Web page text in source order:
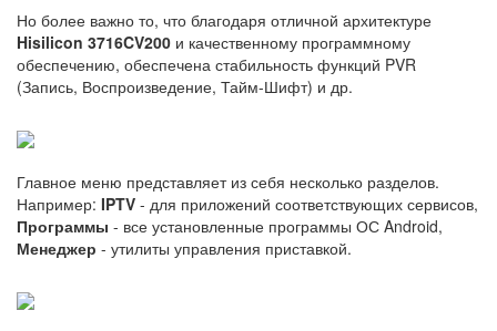
Но более важно то, что благодаря отличной архитектуре
Hisilicon 3716CV200 и качественному программному
обеспечению, обеспечена стабильность функций PVR
(Запись, Воспроизведение, Тайм-Шифт) и др.
Главное меню представляет из себя несколько разделов.
Например: IPTV - для приложений соответствующих сервисов,
Программы - все установленные программы ОС Android,
Менеджер - утилиты управления приставкой.